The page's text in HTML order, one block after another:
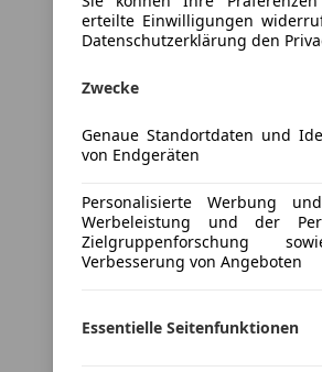
erteilte Einwilligungen
Datenschutzerklärung den
Zwecke
Genaue Standortdaten und
von Endgeräten
Personalisierte Werbung
Werbeleistung und der
Zielgruppenforschung
Verbesserung von Angeboten
Essentielle Seitenfunktionen